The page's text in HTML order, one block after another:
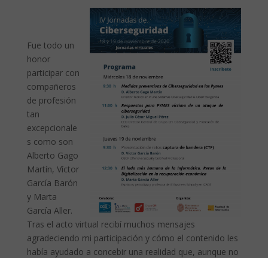
Fue todo un
honor
participar con
compañeros
de profesión
tan
excepcionale
s como son
Alberto Gago
Martín, Víctor
García Barón
y Marta
García Aller.
Tras el acto virtual recibí muchos mensajes
agradeciendo mi participación y cómo el contenido les
había ayudado a concebir una realidad que, aunque no